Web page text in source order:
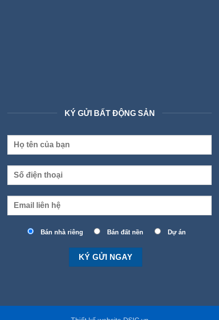
KÝ GỬI BẤT ĐỘNG SẢN
Bán nhà riêng Bán đất nền Dự án